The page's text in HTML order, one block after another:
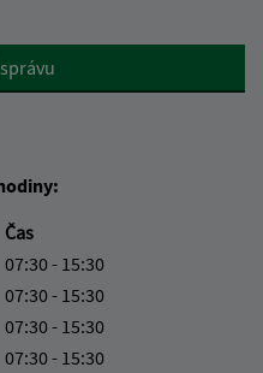
Čas
07:30 - 15:30
07:30 - 15:30
07:30 - 15:30
07:30 - 15:30